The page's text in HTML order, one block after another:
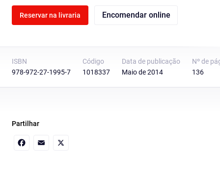
Reservar na livraria Encomendar online
ISBN
978-972-27-1995-7
Código
1018337
Data de publicação
Maio de 2014
Nº de
136
Partilhar